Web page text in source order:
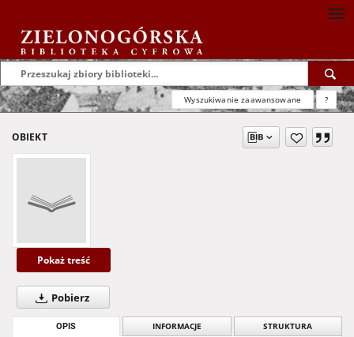
Wyszukiwanie zaawansowane ?
OBIEKT
Pokaż treść
Pobierz
OPIS INFORMACJE STRUKTURA